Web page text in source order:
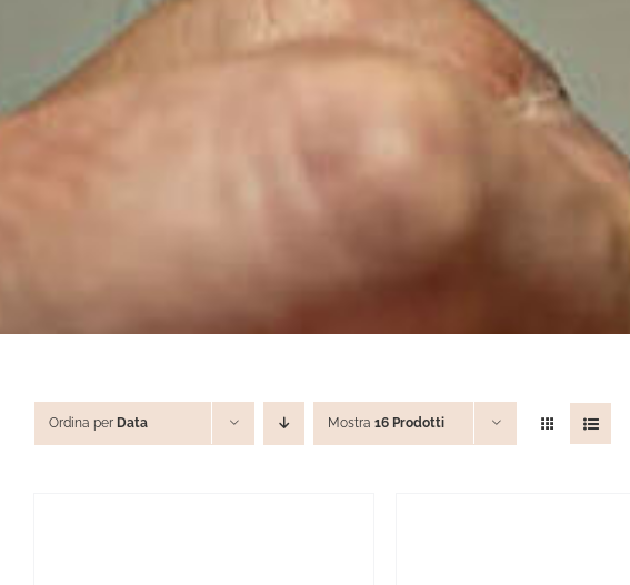
Ordina per Data Mostra 16 Prodotti